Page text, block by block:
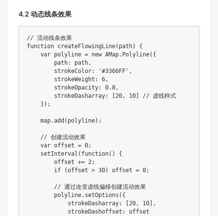
4.2 动态线条效果
// 流动线条效果
function createFlowingLine( path)
{
var polyline = new AMap. Polyline( {
        path
: path,
        strokeColor
: '#3366FF' ,
        strokeWeight
: 6,
        strokeOpacity
: 0.8,
        strokeDasharray
: 20, 10
// 虚线样式
} ) ;
    map
.add ( polyline) ;
// 创建流动效果
var offset = 0;
setInterval ( function( )
{
        offset
+= 2;
if
(offset > 30) offset = 0;
// 通过改变虚线偏移创建流动效果
        polyline
. setOptions ( {
            strokeDasharray
: 20, 10
,
            strokeDashoffset
:
offset